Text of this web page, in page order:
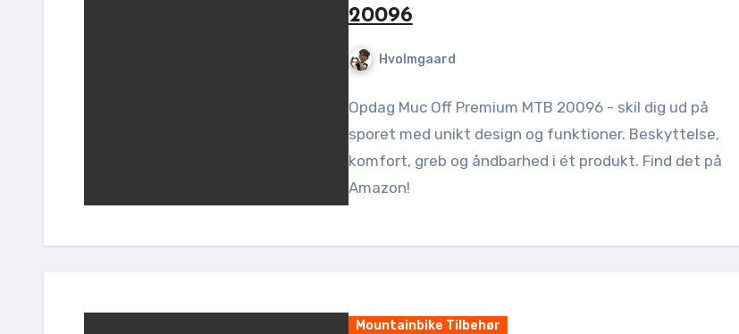
20096
Hvolmgaard
Opdag Muc Off Premium MTB 20096 - skil dig ud på
sporet med unikt design og funktioner. Beskyttelse,
komfort, greb og åndbarhed i ét produkt. Find det på
Amazon!
Mountainbike Tilbehør